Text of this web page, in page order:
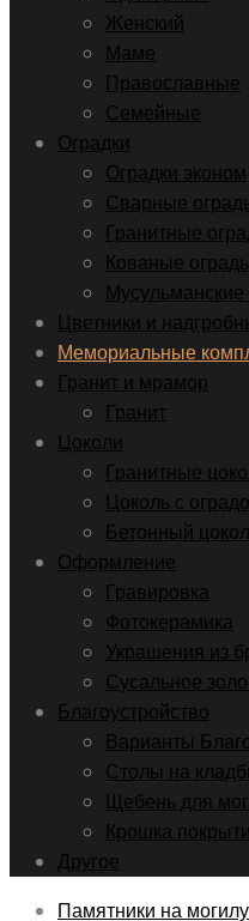
Женский
Маме
Православные
Семейные
Оградки
Оградки эконом
Сварные
Гранитные
Кованые
Мусульманские
Цветники и
Мемориальные
Гранит и мрамор
Гранит
Цоколи
Гранитные
Цоколь с
Бетонный
Оформление
Гравировка
Фотокерамика
Украшения из
Сусальное
Благоустройство
Варианты
Столы на
Щебень для
Крошка
Другое
Памятники на могилу